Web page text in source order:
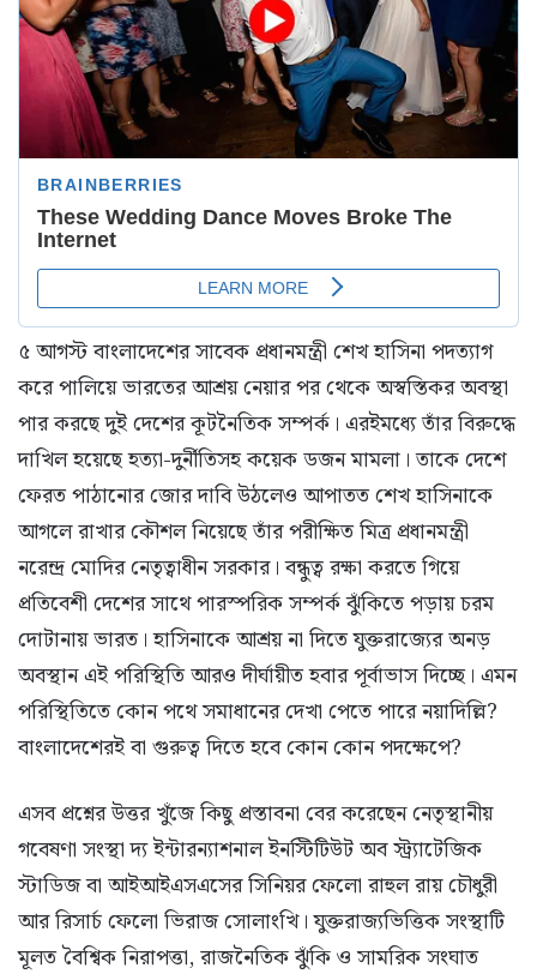
৫ আগস্ট বাংলাদেশের সাবেক প্রধানমন্ত্রী শেখ হাসিনা পদত্যাগ
করে পালিয়ে ভারতের আশ্রয় নেয়ার পর থেকে অস্বস্তিকর অবস্থা
পার করছে দুই দেশের কূটনৈতিক সম্পর্ক। এরইমধ্যে তাঁর বিরুদ্ধে
দাখিল হয়েছে হত্যা-দুর্নীতিসহ কয়েক ডজন মামলা। তাকে দেশে
ফেরত পাঠানোর জোর দাবি উঠলেও আপাতত শেখ হাসিনাকে
আগলে রাখার কৌশল নিয়েছে তাঁর পরীক্ষিত মিত্র প্রধানমন্ত্রী
নরেন্দ্র মোদির নেতৃত্বাধীন সরকার। বন্ধুত্ব রক্ষা করতে গিয়ে
প্রতিবেশী দেশের সাথে পারস্পরিক সম্পর্ক ঝুঁকিতে পড়ায় চরম
দোটানায় ভারত। হাসিনাকে আশ্রয় না দিতে যুক্তরাজ্যের অনড়
অবস্থান এই পরিস্থিতি আরও দীর্ঘায়ীত হবার পূর্বাভাস দিচ্ছে। এমন
পরিস্থিতিতে কোন পথে সমাধানের দেখা পেতে পারে নয়াদিল্লি?
বাংলাদেশেরই বা গুরুত্ব দিতে হবে কোন কোন পদক্ষেপে?
এসব প্রশ্নের উত্তর খুঁজে কিছু প্রস্তাবনা বের করেছেন নেতৃস্থানীয়
গবেষণা সংস্থা দ্য ইন্টারন্যাশনাল ইনস্টিটিউট অব স্ট্র্যাটেজিক
স্টাডিজ বা আইআইএসএসের সিনিয়র ফেলো রাহুল রায় চৌধুরী
আর রিসার্চ ফেলো ভিরাজ সোলাংখি। যুক্তরাজ্যভিত্তিক সংস্থাটি
মূলত বৈশ্বিক নিরাপত্তা, রাজনৈতিক ঝুঁকি ও সামরিক সংঘাত